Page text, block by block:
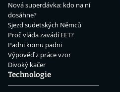
Nová superdávka: kdo na ní
dosáhne?
Sjezd sudetských Němců
Proč vláda zavádí EET?
Padni komu padni
Výpověď z práce vzor
Divoký kačer
Technologie